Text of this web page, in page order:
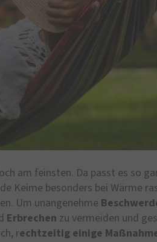
am feinsten. Da passt es so
Keime besonders bei Wärme
Um unangenehme
Erbrechen zu vermeiden und
rechtzeitig einige